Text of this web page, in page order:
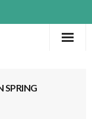
SPRING